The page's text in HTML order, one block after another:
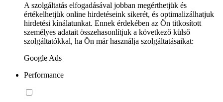
A szolgáltatás elfogadásával jobban megérthetjük és
értékelhetjük online hirdetéseink sikerét, és optimalizálhatjuk
hirdetési kínálatunkat. Ennek érdekében az Ön titkosított
személyes adatait összehasonlítjuk a következő külső
szolgáltatókkal, ha Ön már használja szolgáltatásaikat:
Google Ads
Performance